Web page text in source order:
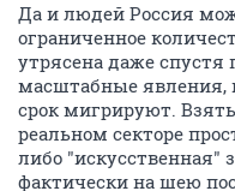
Да и людей Россия
ограниченное
утрясена даже спустя
масштабные явления,
срок мигрируют.
реальном секторе
либо "искусственная"
фактически на шею